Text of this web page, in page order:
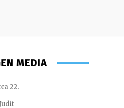
MEDIA
22.